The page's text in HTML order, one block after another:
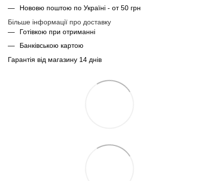
Нововю поштою по Україні - от 50 грн
Більше інформації про доставку
Готівкою при отриманні
Банківською картою
Гарантія від магазину 14 днів